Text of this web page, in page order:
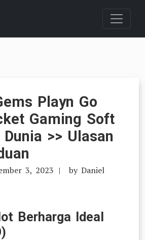
Playn Go
Gaming Soft
>> Ulasan
3, 2023 by Daniel
Berharga Ideal